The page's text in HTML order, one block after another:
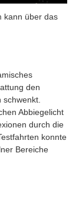
kann über das
den
Abbiegelicht
durch die
konnte
Bereiche